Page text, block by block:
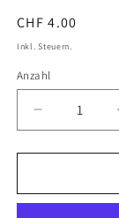
Normaler
Preis
CHF 4.00
Inkl. Steuern.
Anzahl
Verringere
die
Menge
2019-